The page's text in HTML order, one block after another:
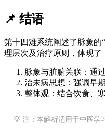
📌 结语
第十四难系统阐述了脉象的
理层次及治疗原则，体现了
脉象与脏腑关联：通
治未病思想：强调早
整体观：结合饮食、
💡 注：本解析适用于中医学